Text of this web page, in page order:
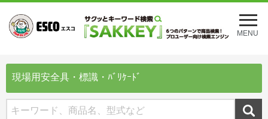
メ
ニ
ュ
を
MENU
現場用安全具・標識・ﾊﾞﾘｹｰﾄﾞ